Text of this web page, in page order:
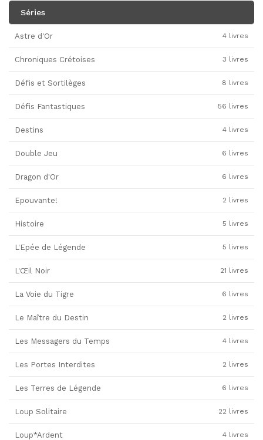
Séries
Astre d'Or 4 livres
Chroniques Crétoises 3 livres
Défis et Sortilèges 8 livres
Défis Fantastiques 56 livres
Destins 4 livres
Double Jeu 6 livres
Dragon d'Or 6 livres
Epouvante! 2 livres
Histoire 5 livres
L'Epée de Légende 5 livres
L'Œil Noir 21 livres
La Voie du Tigre 6 livres
Le Maître du Destin 2 livres
Les Messagers du Temps 4 livres
Les Portes Interdites 2 livres
Les Terres de Légende 6 livres
Loup Solitaire 22 livres
Loup*Ardent 4 livres